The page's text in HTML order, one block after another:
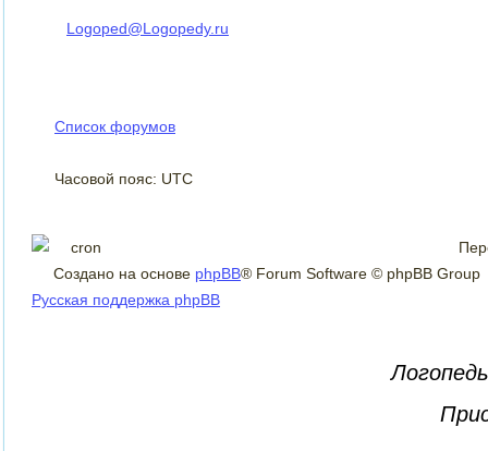
Logoped@Logopedy.ru
Список форумов
Часовой пояс: UTC
Создано на основе phpBB® Forum Software © phpBB Group
Русская поддержка phpBB